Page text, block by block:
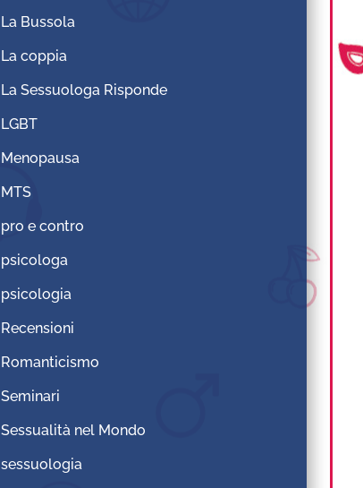
La Bussola
La coppia
La Sessuologa Risponde
LGBT
Menopausa
MTS
pro e contro
psicologa
psicologia
Recensioni
Romanticismo
Seminari
Sessualità nel Mondo
sessuologia